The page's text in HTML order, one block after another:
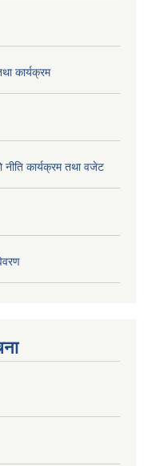
कार्यक्रम
कार्यक्रम तथा वजेट